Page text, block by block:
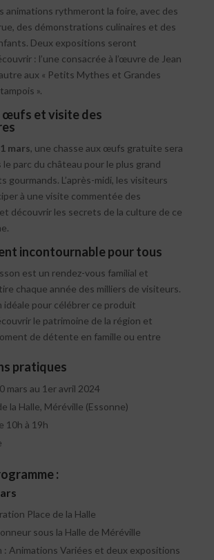
animations rythmeront la foire, avec des
des démonstrations culinaires et des
Deux expositions seront
: l’une consacrée à l’œuvre de Jean
aux « Petits Mythes et Grandes
».
œufs et visite des
mars, une chasse aux œufs gratuite sera
le parc du château pour le plus grand
gourmands. L’après-midi, les visiteurs
à une visite commentée des
découvrir les secrets de la culture de ce
incontournable pour tous
est un rendez-vous familial et
chaque année des milliers de visiteurs.
idéale pour célébrer ce produit
le patrimoine de la région et
de détente en famille ou entre
pratiques
mars au 1er avril 2024
la Halle, Méréville (Essonne)
10h à 19h
:
Place de la Halle
sous la Halle de Méréville
: Animations Variées et deux expositions